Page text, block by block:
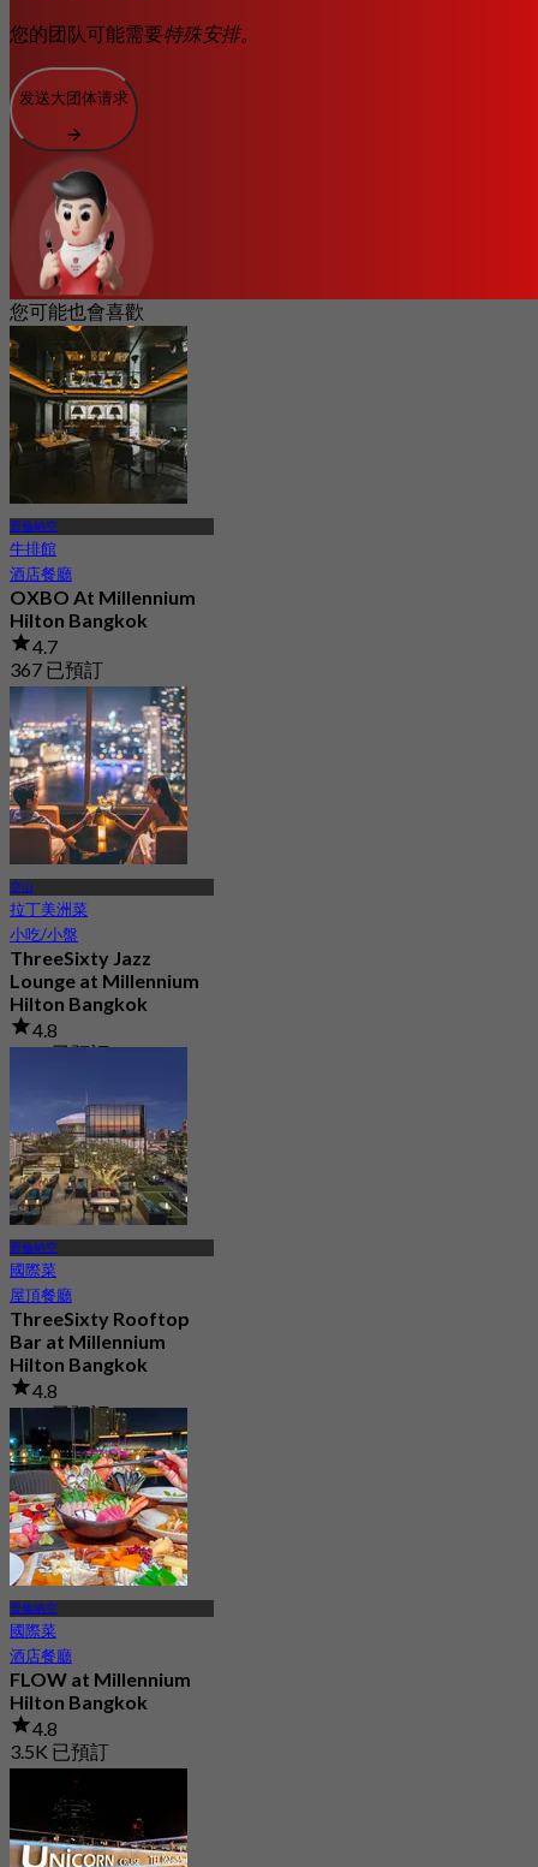
您的团队可能需要特殊安排。
发送大团体请求
您可能也會喜歡
曹倫納空
牛排館
酒店餐廳
OXBO At Millennium
Hilton Bangkok
4.7
367 已預訂
起฿ 500
空山
拉丁美洲菜
小吃/小盤
ThreeSixty Jazz
Lounge at Millennium
Hilton Bangkok
4.8
1.3K 已預訂
曹倫納空
國際菜
屋頂餐廳
ThreeSixty Rooftop
Bar at Millennium
Hilton Bangkok
4.8
2.2K 已預訂
起 ฿ 899
曹倫納空
國際菜
酒店餐廳
FLOW at Millennium
Hilton Bangkok
4.8
3.5K 已預訂
฿ 1,800